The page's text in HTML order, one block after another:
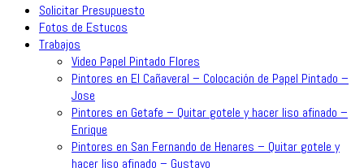
Solicitar Presupuesto
Fotos de Estucos
Trabajos
Video Papel Pintado Flores
Pintores en El Cañaveral – Colocación de Papel Pintado –
Jose
Pintores en Getafe – Quitar gotele y hacer liso afinado –
Enrique
Pintores en San Fernando de Henares – Quitar gotele y
hacer liso afinado – Gustavo